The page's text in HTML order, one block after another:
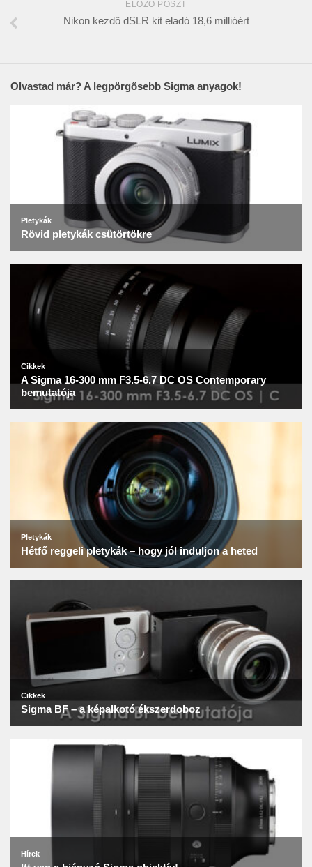
ELŐZŐ POSZT
Nikon kezdő dSLR kit eladó 18,6 millióért
Olvastad már? A legpörgősebb Sigma anyagok!